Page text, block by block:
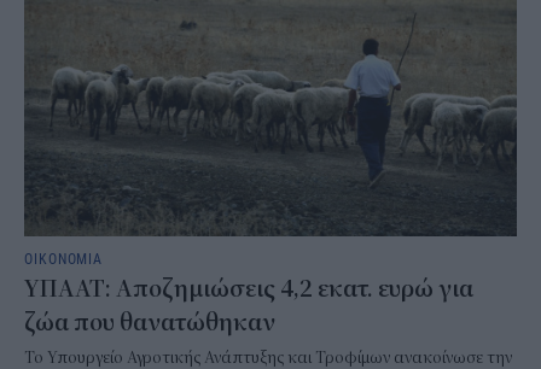
ΟΙΚΟΝΟΜΙΑ
ΥΠΑΑΤ: Αποζημιώσεις 4,2 εκατ. ευρώ για
ζώα που θανατώθηκαν
Το Υπουργείο Αγροτικής Ανάπτυξης και Τροφίμων ανακοίνωσε την